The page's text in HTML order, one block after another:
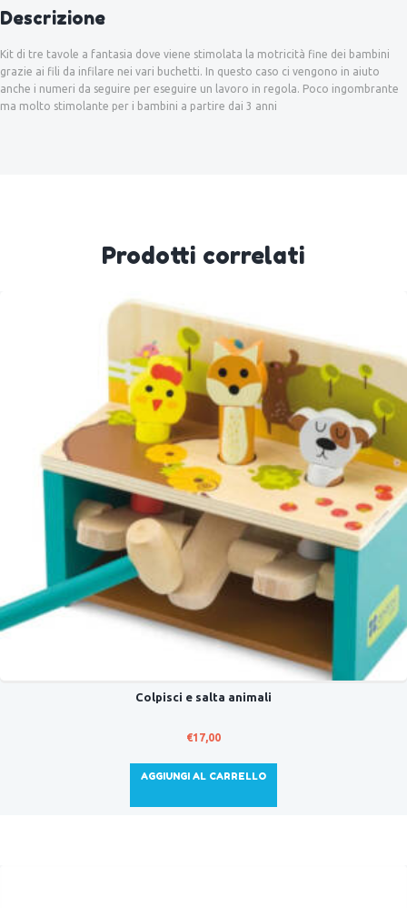
Descrizione
Kit di tre tavole a fantasia dove viene stimolata la motricità fine dei bambini
grazie ai fili da infilare nei vari buchetti. In questo caso ci vengono in aiuto
anche i numeri da seguire per eseguire un lavoro in regola. Poco ingombrante
ma molto stimolante per i bambini a partire dai 3 anni
Prodotti correlati
Colpisci e salta animali
€17,00
AGGIUNGI AL CARRELLO